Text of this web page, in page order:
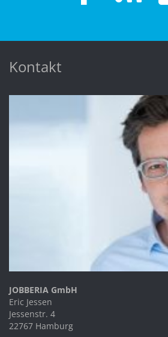
Kontakt
JOBBERIA GmbH
Eric Jessen
Jessenstr. 4
22767 Hamburg